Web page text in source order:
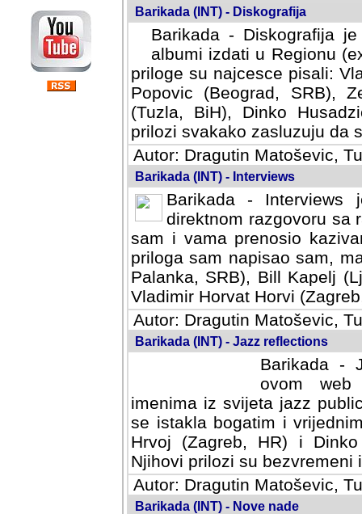
Barikada (INT) - Diskografija
Barikada - Diskografija
albumi izdati u Regionu
priloge su najcesce pisali:
Popovic (Beograd, SRB),
(Tuzla, BiH), Dinko
prilozi svakako zasluzuju da
Autor: Dragutin Matoševic,
Barikada (INT) - Interviews
Barikada -
direktnom razgovoru sa
sam i vama prenosio
priloga sam napisao sam,
Palanka, SRB), Bill Kapelj
Vladimir Horvat Horvi
Autor: Dragutin Matoševic,
Barikada (INT) - Jazz reflections
Barikada -
ovom web
imenima iz svijeta jazz
se istakla bogatim i
Hrvoj (Zagreb, HR) i
Njihovi prilozi su bezvremeni
Autor: Dragutin Matoševic,
Barikada (INT) - Nove nade